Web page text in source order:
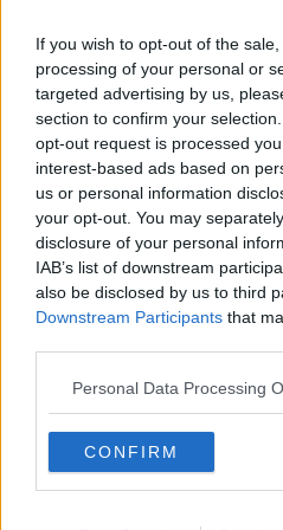
If you wish to opt-out of the
processing of your personal or
targeted advertising by us,
section to confirm your
opt-out request is processed
interest-based ads based on
us or personal information
your opt-out. You may
disclosure of your personal
IAB’s list of downstream
also be disclosed by us to third
Downstream Participants that
Personal Data Processing
CONFIRM
Intanto, i volontari hanno preso
rassegna estiva “Colle…Che
settembre si alterneranno
musica contemporanea e
programma dettagliato verrà
anticipiamo che tra i nomi che
Ruffini, Ginevra Fenyes e Giancane.
Nasce “TED-eXtra”, una serie
svolgeranno in Piazza Unità dei
non è quello di dare risposte, ma
“Per l’associazione L'Alveare è un
all’organizzazione di queste
tra associazioni ed istituzioni è